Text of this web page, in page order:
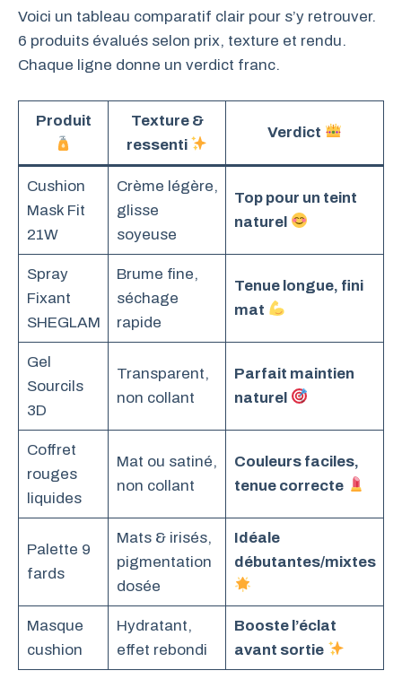
Voici un tableau comparatif clair pour s’y retrouver.
6 produits évalués selon prix, texture et rendu.
Chaque ligne donne un verdict franc.
Produit
Texture &
ressenti
Verdict
Cushion
Mask Fit
21W
Crème légère,
glisse
soyeuse
Top pour un teint
naturel
Spray
Fixant
SHEGLAM
Brume fine,
séchage
rapide
Tenue longue, fini
mat
Gel
Sourcils
3D
Transparent,
non collant
Parfait maintien
naturel
Coffret
rouges
liquides
Mat ou satiné,
non collant
Couleurs faciles,
tenue correcte
Palette 9
fards
Mats & irisés,
pigmentation
dosée
Idéale
débutantes/mixtes
Masque
cushion
Hydratant,
effet rebondi
Booste l’éclat
avant sortie